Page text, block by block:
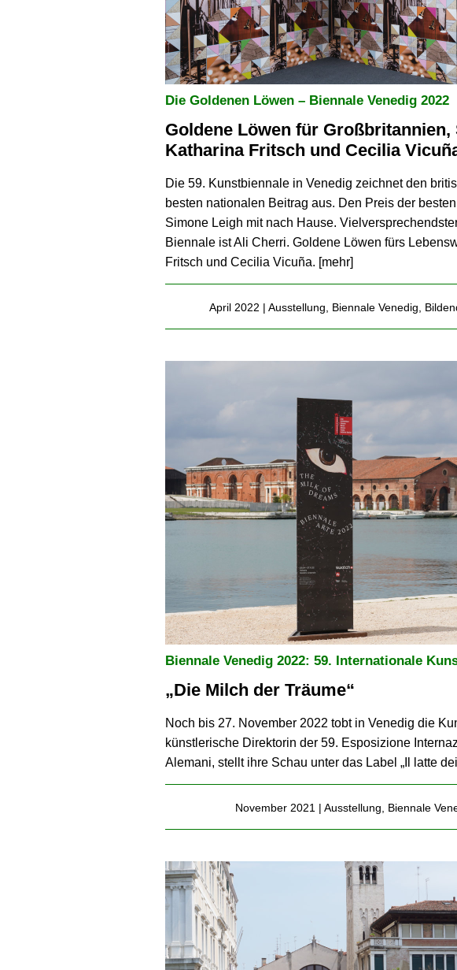
Die Goldenen Löwen – Biennale Venedig 2022
Goldene Löwen für Großbritannien,
Katharina Fritsch und Cecilia
Die 59. Kunstbiennale in Venedig zeichnet den
besten nationalen Beitrag aus. Den Preis der
Simone Leigh mit nach Hause.
Biennale ist Ali Cherri. Goldene Löwen fürs
Fritsch und Cecilia Vicuña. [mehr]
April 2022 | Ausstellung, Biennale Venedig,
Biennale Venedig 2022: 59. Internationale
„Die Milch der Träume“
Noch bis 27. November 2022 tobt in Venedig die
künstlerische Direktorin der 59. Esposizione
Alemani, stellt ihre Schau unter das Label „Il latte
November 2021 | Ausstellung, Biennale